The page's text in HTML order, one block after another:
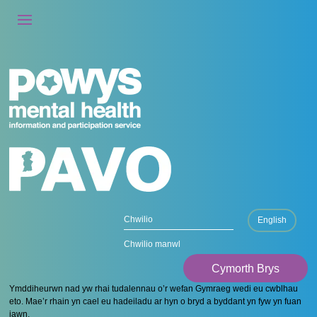
Chwilio manwl
English
Cymorth Brys
Ymddiheurwn nad yw rhai tudalennau o’r wefan Gymraeg wedi eu cwblhau
eto. Mae’r rhain yn cael eu hadeiladu ar hyn o bryd a byddant yn fyw yn fuan
iawn.